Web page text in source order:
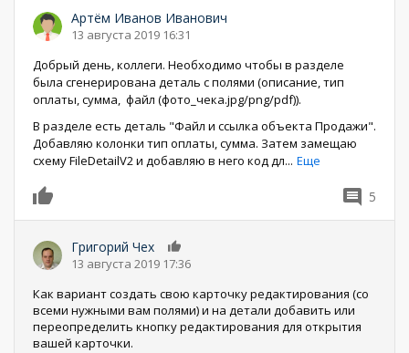
Артём Иванов Иванович
13 августа 2019 16:31
Добрый день, коллеги. Необходимо чтобы в разделе
была сгенерирована деталь с полями (описание, тип
оплаты, сумма, файл (фото_чека.jpg/png/pdf)).
В разделе есть деталь "Файл и ссылка объекта Продажи".
Добавляю колонки тип оплаты, сумма. Затем замещаю
схему FileDetailV2 и добавляю в него код дл... Еще
5
Григорий Чех
13 августа 2019 17:36
Как вариант создать свою карточку редактирования (со
всеми нужными вам полями) и на детали добавить или
переопределить кнопку редактирования для открытия
вашей карточки.